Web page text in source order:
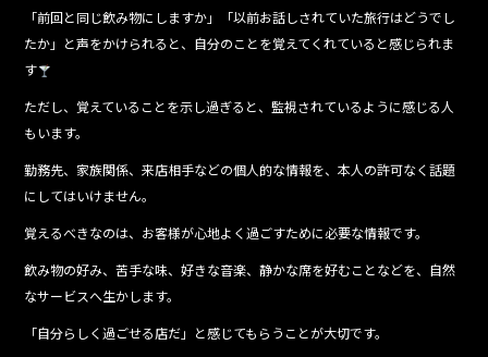
「前回と同じ飲み物にしますか」「以前お話しされていた旅行はどうでし
たか」と声をかけられると、自分のことを覚えてくれていると感じられま
す
ただし、覚えていることを示し過ぎると、監視されているように感じる人
もいます。
勤務先、家族関係、来店相手などの個人的な情報を、本人の許可なく話題
にしてはいけません。
覚えるべきなのは、お客様が心地よく過ごすために必要な情報です。
飲み物の好み、苦手な味、好きな音楽、静かな席を好むことなどを、自然
なサービスへ生かします。
「自分らしく過ごせる店だ」と感じてもらうことが大切です。